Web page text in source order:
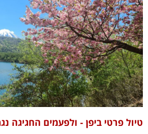
טיול פרטי ביפן - ולפעמים החגיגה